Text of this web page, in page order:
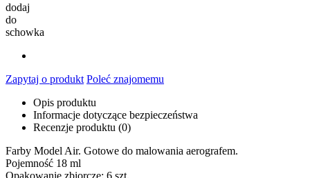
dodaj
do
schowka
Zapytaj o produkt Poleć znajomemu
Opis produktu
Informacje dotyczące bezpieczeństwa
Recenzje produktu (0)
Farby Model Air. Gotowe do malowania aerografem.
Pojemność 18 ml
Opakowanie zbiorcze: 6 szt.